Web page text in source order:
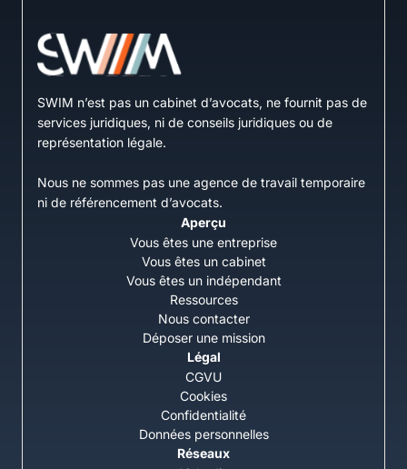
SWIM n’est pas un cabinet d’avocats, ne fournit pas de
services juridiques, ni de conseils juridiques ou de
représentation légale.
Nous ne sommes pas une agence de travail temporaire
ni de référencement d’avocats.
Aperçu
Vous êtes une entreprise
Vous êtes un cabinet
Vous êtes un indépendant
Ressources
Nous contacter
Déposer une mission
Légal
CGVU
Cookies
Confidentialité
Données personnelles
Réseaux